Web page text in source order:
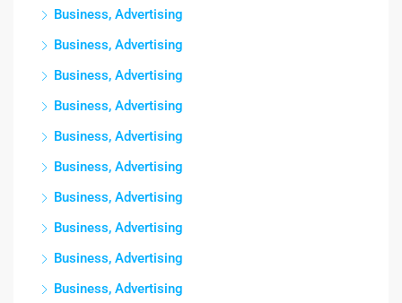
Business, Advertising
Business, Advertising
Business, Advertising
Business, Advertising
Business, Advertising
Business, Advertising
Business, Advertising
Business, Advertising
Business, Advertising
Business, Advertising